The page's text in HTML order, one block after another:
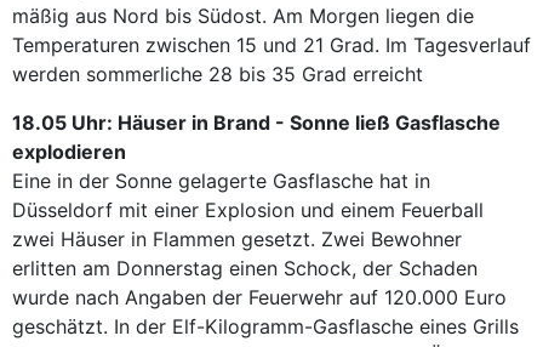
mäßig aus Nord bis Südost. Am Morgen liegen die
Temperaturen zwischen 15 und 21 Grad. Im Tagesverlauf
werden sommerliche 28 bis 35 Grad erreicht
18.05 Uhr: Häuser in Brand - Sonne ließ Gasflasche
explodieren
Eine in der Sonne gelagerte Gasflasche hat in
Düsseldorf mit einer Explosion und einem Feuerball
zwei Häuser in Flammen gesetzt. Zwei Bewohner
erlitten am Donnerstag einen Schock, der Schaden
wurde nach Angaben der Feuerwehr auf 120.000 Euro
geschätzt. In der Elf-Kilogramm-Gasflasche eines Grills